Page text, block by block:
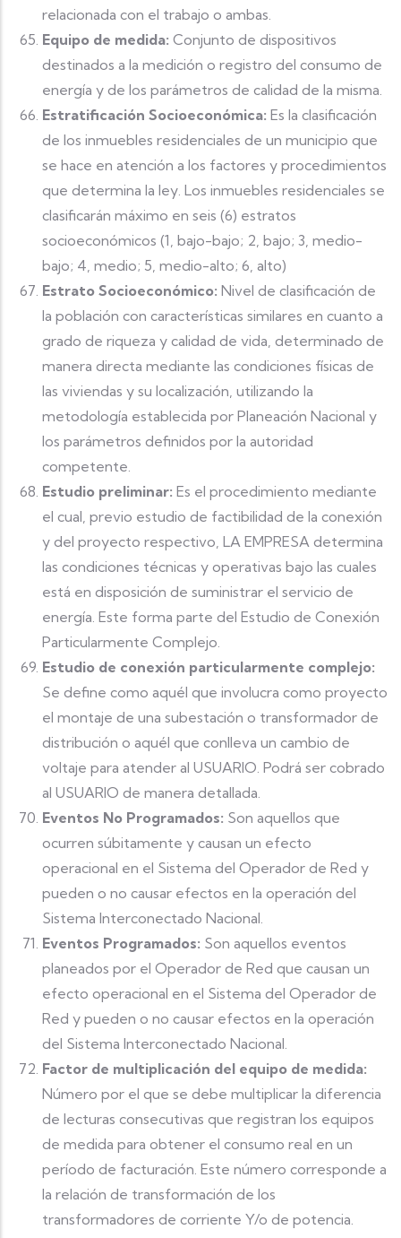
relacionada con el trabajo o ambas.
Equipo de medida: Conjunto de dispositivos
destinados a la medición o registro del consumo de
energía y de los parámetros de calidad de la misma.
Estratificación Socioeconómica: Es la clasificación
de los inmuebles residenciales de un municipio que
se hace en atención a los factores y procedimientos
que determina la ley. Los inmuebles residenciales se
clasificarán máximo en seis (6) estratos
socioeconómicos (1, bajo-bajo; 2, bajo; 3, medio-
bajo; 4, medio; 5, medio-alto; 6, alto)
Estrato Socioeconómico: Nivel de clasificación de
la población con características similares en cuanto a
grado de riqueza y calidad de vida, determinado de
manera directa mediante las condiciones físicas de
las viviendas y su localización, utilizando la
metodología establecida por Planeación Nacional y
los parámetros definidos por la autoridad
competente.
Estudio preliminar: Es el procedimiento mediante
el cual, previo estudio de factibilidad de la conexión
y del proyecto respectivo, LA EMPRESA determina
las condiciones técnicas y operativas bajo las cuales
está en disposición de suministrar el servicio de
energía. Este forma parte del Estudio de Conexión
Particularmente Complejo.
Estudio de conexión particularmente complejo:
Se define como aquél que involucra como proyecto
el montaje de una subestación o transformador de
distribución o aquél que conlleva un cambio de
voltaje para atender al USUARIO. Podrá ser cobrado
al USUARIO de manera detallada.
Eventos No Programados: Son aquellos que
ocurren súbitamente y causan un efecto
operacional en el Sistema del Operador de Red y
pueden o no causar efectos en la operación del
Sistema Interconectado Nacional.
Eventos Programados: Son aquellos eventos
planeados por el Operador de Red que causan un
efecto operacional en el Sistema del Operador de
Red y pueden o no causar efectos en la operación
del Sistema Interconectado Nacional.
Factor de multiplicación del equipo de medida:
Número por el que se debe multiplicar la diferencia
de lecturas consecutivas que registran los equipos
de medida para obtener el consumo real en un
período de facturación. Este número corresponde a
la relación de transformación de los
transformadores de corriente Y/o de potencia.